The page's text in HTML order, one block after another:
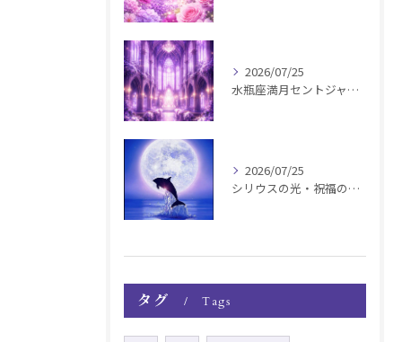
2026/07/25
水瓶座満月セントジャーメインGSVF遠隔お知らせ
2026/07/25
シリウスの光・祝福の波動チャージ遠隔お知らせ〜銀河新年〜
タグ Tags